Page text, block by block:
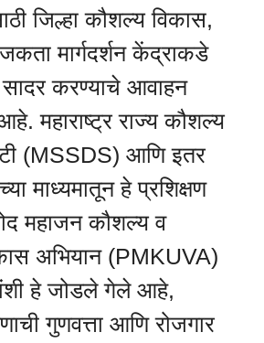
जिल्हा कौशल्य विकास,
मार्गदर्शन केंद्राकडे
सादर करण्याचे आवाहन
महाराष्ट्र राज्य कौशल्य
(MSSDS) आणि इतर
माध्यमातून हे प्रशिक्षण
महाजन कौशल्य व
अभियान (PMKUVA)
हे जोडले गेले आहे,
गुणवत्ता आणि रोजगार